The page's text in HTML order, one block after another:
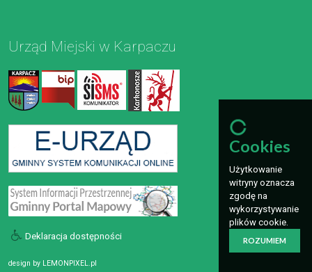
Urząd Miejski w Karpaczu
Deklaracja dostępności
design by LEMONPIXEL.pl
Cookies
Użytkowanie
witryny oznacza
zgodę na
wykorzystywanie
plików cookie.
ROZUMIEM